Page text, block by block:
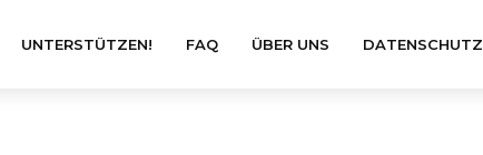
UNTERSTÜTZEN! FAQ ÜBER UNS DATENSCHUTZ